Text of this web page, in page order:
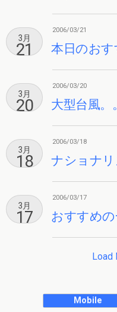
3月
21
2006/03/21
本日のおす
3月
20
2006/03/20
大型台風。
3月
18
2006/03/18
ナショナリ
3月
17
2006/03/17
おすすめの
Load
Mobile